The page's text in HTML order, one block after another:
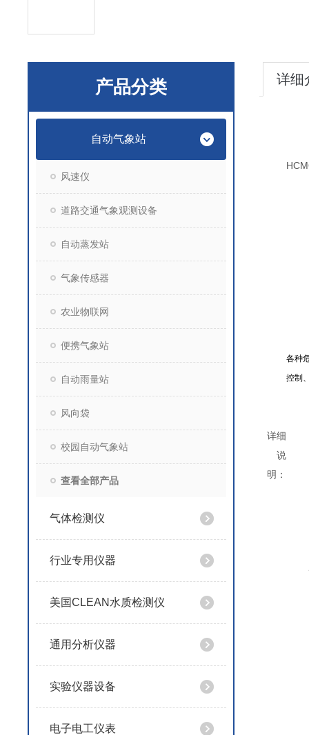
产品分类
自动气象站
风速仪
道路交通气象观测设备
自动蒸发站
气象传感器
农业物联网
便携气象站
自动雨量站
风向袋
校园自动气象站
查看全部产品
气体检测仪
行业专用仪器
美国CLEAN水质检测仪
通用分析仪器
实验仪器设备
电子电工仪表
详细
详细
说
明：
各种
控制